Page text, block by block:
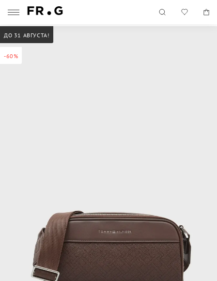
-60%
ДО 31 АВГУСТА!